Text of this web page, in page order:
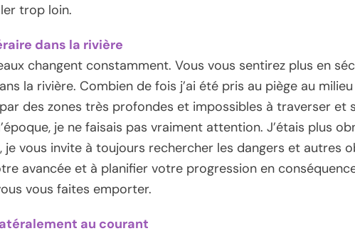
trop loin.
dans la rivière
changent constamment. Vous vous sentirez plus en
la rivière. Combien de fois j’ai été pris au piège au milieu
des zones très profondes et impossibles à traverser et
je ne faisais pas vraiment attention. J’étais plus
je vous invite à toujours rechercher les dangers et autres
avancée et à planifier votre progression en
vous faites emporter.
au courant